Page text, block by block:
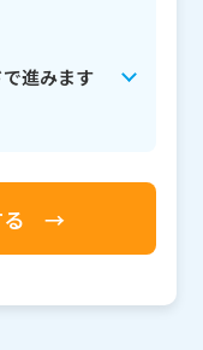
進みます
る →